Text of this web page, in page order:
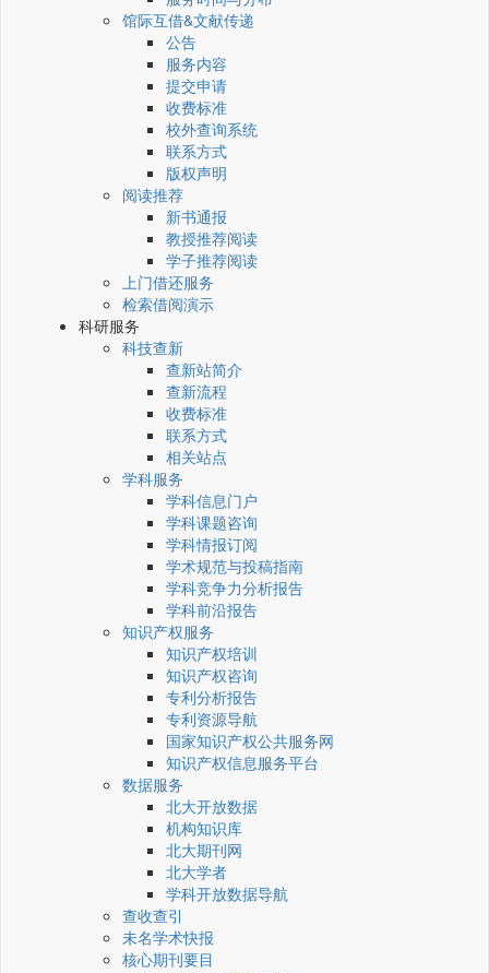
馆际互借&文献传递
公告
服务内容
提交申请
收费标准
校外查询系统
联系方式
版权声明
阅读推荐
新书通报
教授推荐阅读
学子推荐阅读
上门借还服务
检索借阅演示
科研服务
科技查新
查新站简介
查新流程
收费标准
联系方式
相关站点
学科服务
学科信息门户
学科课题咨询
学科情报订阅
学术规范与投稿指南
学科竞争力分析报告
学科前沿报告
知识产权服务
知识产权培训
知识产权咨询
专利分析报告
专利资源导航
国家知识产权公共服务网
知识产权信息服务平台
数据服务
北大开放数据
机构知识库
北大期刊网
北大学者
学科开放数据导航
查收查引
未名学术快报
核心期刊要目